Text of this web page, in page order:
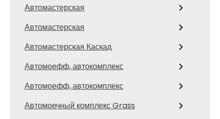
Автомастерская
Автомастерская
Автомастерская Каскад
Автомоефф, автокомплекс
Автомоефф, автокомплекс
Автомоечный комплекс Grass